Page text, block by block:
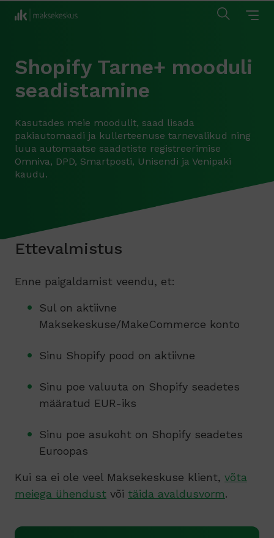
Shopify Tarne+ mooduli
seadistamine
Kasutades meie moodulit, saad lisada
pakiautomaadi ja kullerteenuse tarnevalikud ning
luua automaatse saadetiste registreerimise
Omniva, DPD, Smartposti, Unisendi ja Venipaki
kaudu.
Ettevalmistus
Enne paigaldamist veendu, et:
Sul on aktiivne
Maksekeskuse/MakeCommerce konto
Sinu Shopify pood on aktiivne
Sinu poe valuuta on Shopify seadetes
määratud EUR-iks
Sinu poe asukoht on Shopify seadetes
Euroopas
Kui sa ei ole veel Maksekeskuse klient, võta
meiega ühendust või täida avaldusvorm.